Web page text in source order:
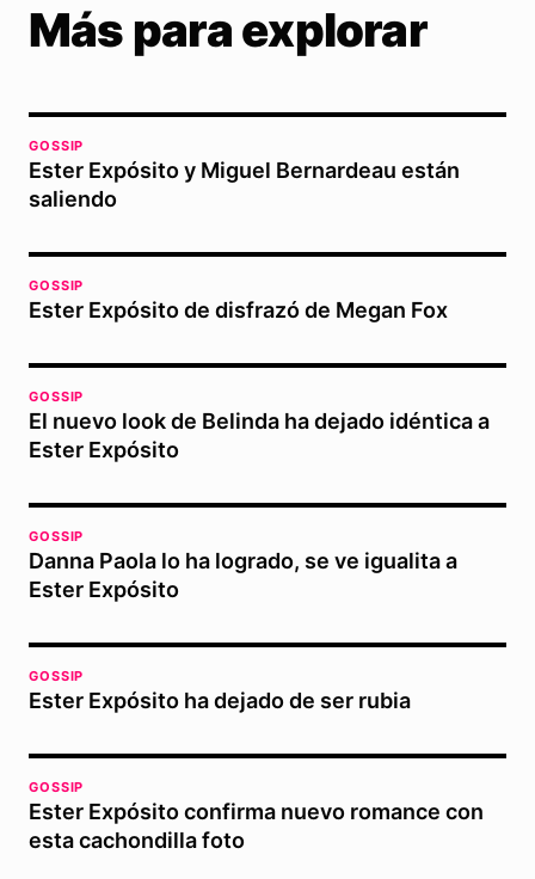
Más para explorar
GOSSIP
Ester Expósito y Miguel Bernardeau están
saliendo
GOSSIP
Ester Expósito de disfrazó de Megan Fox
GOSSIP
El nuevo look de Belinda ha dejado idéntica a
Ester Expósito
GOSSIP
Danna Paola lo ha logrado, se ve igualita a
Ester Expósito
GOSSIP
Ester Expósito ha dejado de ser rubia
GOSSIP
Ester Expósito confirma nuevo romance con
esta cachondilla foto